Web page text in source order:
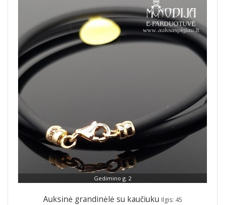
Gedimino g. 2
Auksinė grandinėlė su kaučiuku Ilgis: 45